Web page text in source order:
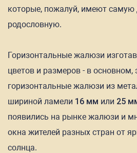
которые, пожалуй, имеют
родословную.
Горизонтальные жалюзи
цветов и размеров - в основном,
горизонтальные жалюзи из
шириной ламели 16 мм или 25
появились на рынке жалюзи и
окна жителей разных стран от
солнца.